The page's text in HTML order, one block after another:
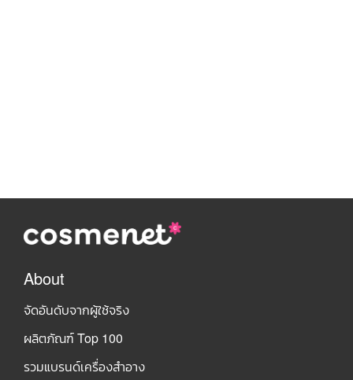
About
จัดอันดับจากผู้ใช้จริง
ผลิตภัณฑ์ Top 100
รวมแบรนด์เครื่องสำอาง